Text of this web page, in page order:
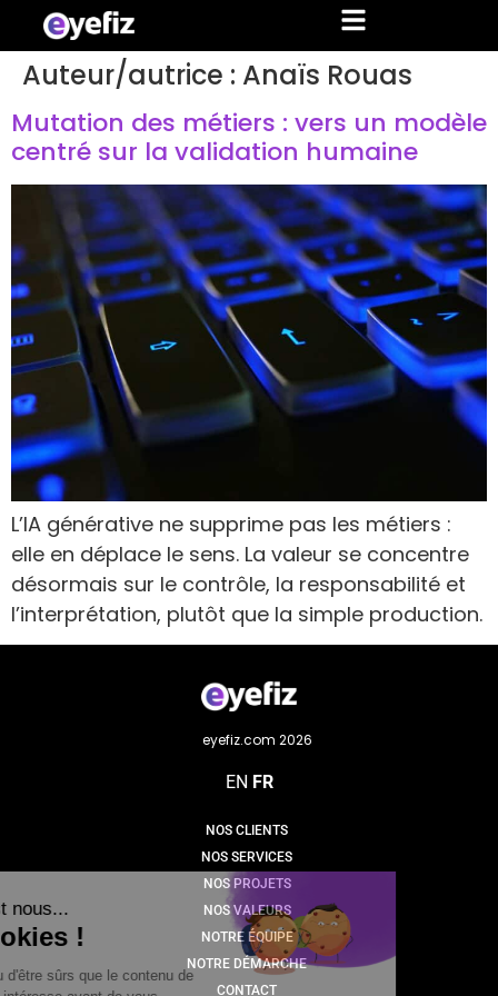
Auteur/autrice : Anaïs Rouas
Mutation des métiers : vers un modèle
centré sur la validation humaine
L’IA générative ne supprime pas les métiers :
elle en déplace le sens. La valeur se concentre
désormais sur le contrôle, la responsabilité et
l’interprétation, plutôt que la simple production.
eyefiz.com 2026
EN FR
NOS CLIENTS
NOS SERVICES
NOS PROJETS
NOS VALEURS
NOTRE ÉQUIPE
NOTRE DÉMARCHE
CONTACT